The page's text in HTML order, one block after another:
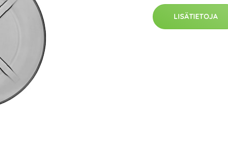
LISÄTIETOJA